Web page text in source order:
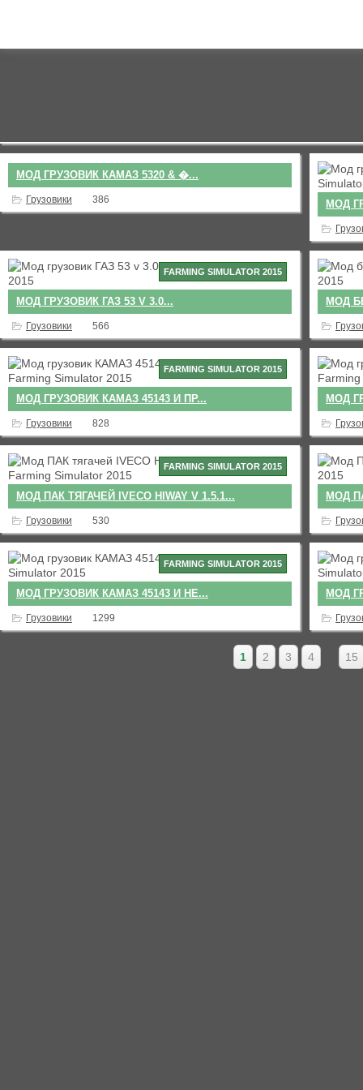
FARMING SIMULATOR 2015
МОД ГРУЗОВИК КАМАЗ 5320 & �...
Грузовики 386 МОД
FARMING SIMULATOR 2015
МОД ГРУЗОВИК ГАЗ 53 V 3.0...
Грузовики 566
МОД
FARMING SIMULATOR 2015
МОД ГРУЗОВИК КАМАЗ 45143 И ПР...
Грузовики 828
МОД
FARMING SIMULATOR 2015
МОД ПАК ТЯГАЧЕЙ IVECO HIWAY V 1.5.1...
Грузовики 530
МОД
FARMING SIMULATOR 2015
МОД ГРУЗОВИК КАМАЗ 45143 И НЕ...
Грузовики 1299
МОД
1 2 3 4 15